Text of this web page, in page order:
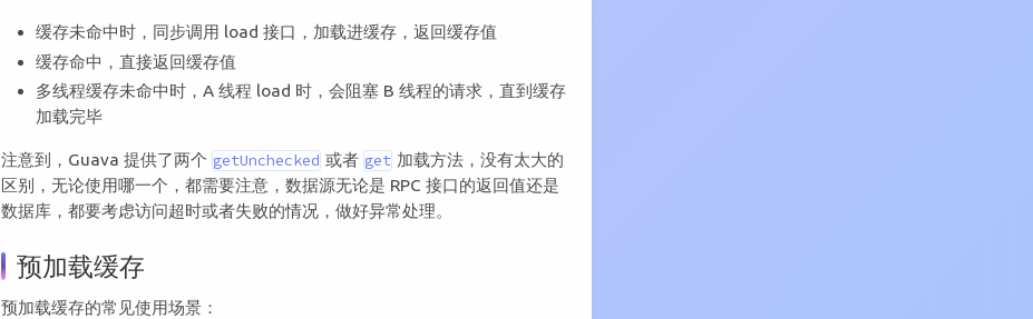
缓存未命中时，同步调用 load 接口，加载进缓存，返回缓存值
缓存命中，直接返回缓存值
多线程缓存未命中时，A 线程 load 时，会阻塞 B 线程的请求，直到缓存
加载完毕
注意到，Guava 提供了两个 getUnchecked 或者 get 加载方法，没有太大的
区别，无论使用哪一个，都需要注意，数据源无论是 RPC 接口的返回值还是
数据库，都要考虑访问超时或者失败的情况，做好异常处理。
预加载缓存
预加载缓存的常见使用场景：